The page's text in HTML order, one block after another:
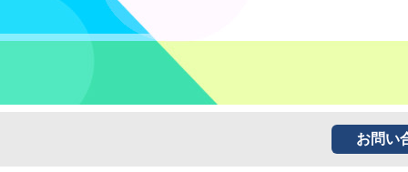
お問い